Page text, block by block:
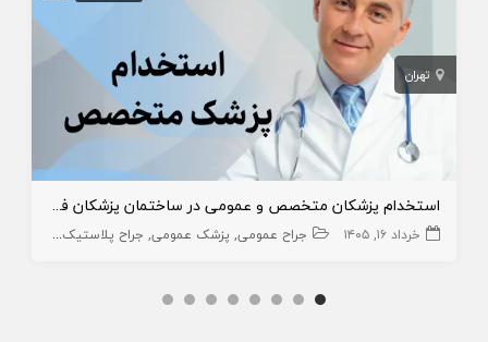
تهران
استخدام پزشکان متخصص و عمومی در ساختمان پزشکان فعال در اسلامشهر
خرداد ۱۶, ۱۴۰۵ جراح عمومی پزشک عمومی جراح پلاستیک و ترمیمی